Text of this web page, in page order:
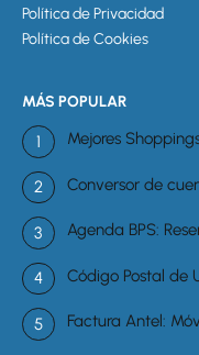
Política de Privacidad
Política de Cookies
MÁS POPULAR
Mejores
Conversor de
Agenda BPS:
Código Postal de
Factura Antel: